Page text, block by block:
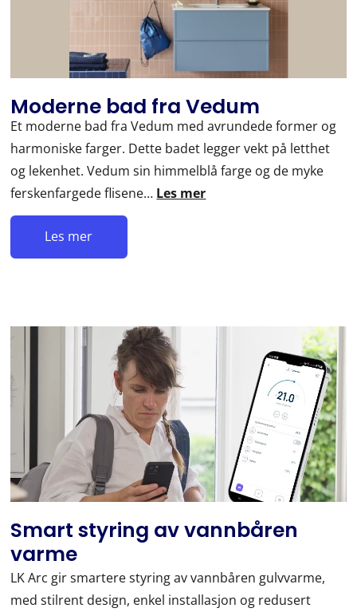
Moderne bad fra Vedum
Et moderne bad fra Vedum med avrundede former og
harmoniske farger. Dette badet legger vekt på letthet
og lekenhet. Vedum sin himmelblå farge og de myke
ferskenfargede flisene… Les mer
Les mer
Smart styring av vannbåren
varme
LK Arc gir smartere styring av vannbåren gulvvarme,
med stilrent design, enkel installasjon og redusert